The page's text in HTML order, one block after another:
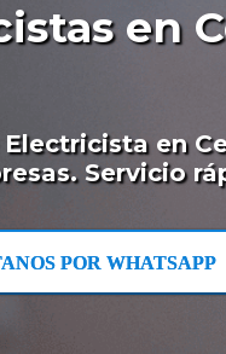
en
Electricista en
Servicio
POR WHATSAPP